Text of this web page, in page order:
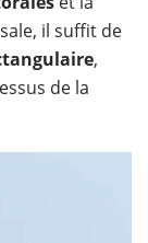
il suffit de
,
de la